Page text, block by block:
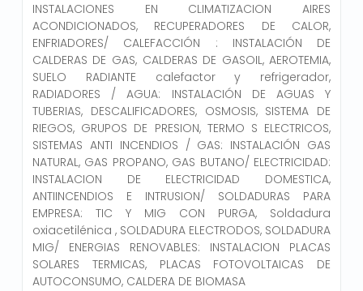
INSTALACIONES EN CLIMATIZACION AIRES
ACONDICIONADOS, RECUPERADORES DE CALOR,
ENFRIADORES/ CALEFACCIÓN : INSTALACIÓN DE
CALDERAS DE GAS, CALDERAS DE GASOIL, AEROTEMIA,
SUELO RADIANTE calefactor y refrigerador,
RADIADORES / AGUA: INSTALACIÓN DE AGUAS Y
TUBERIAS, DESCALIFICADORES, OSMOSIS, SISTEMA DE
RIEGOS, GRUPOS DE PRESION, TERMO S ELECTRICOS,
SISTEMAS ANTI INCENDIOS / GAS: INSTALACIÓN GAS
NATURAL, GAS PROPANO, GAS BUTANO/ ELECTRICIDAD:
INSTALACION DE ELECTRICIDAD DOMESTICA,
ANTIINCENDIOS E INTRUSION/ SOLDADURAS PARA
EMPRESA: TIC Y MIG CON PURGA, Soldadura
oxiacetilénica , SOLDADURA ELECTRODOS, SOLDADURA
MIG/ ENERGIAS RENOVABLES: INSTALACION PLACAS
SOLARES TERMICAS, PLACAS FOTOVOLTAICAS DE
AUTOCONSUMO, CALDERA DE BIOMASA